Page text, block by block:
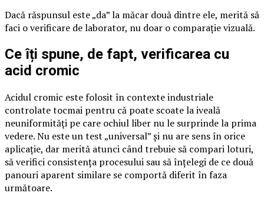
Dacă răspunsul este „da” la măcar două dintre ele, merită să
faci o verificare de laborator, nu doar o comparație vizuală.
Ce îți spune, de fapt, verificarea cu
acid cromic
Acidul cromic este folosit în contexte industriale
controlate tocmai pentru că poate scoate la iveală
neuniformități pe care ochiul liber nu le surprinde la prima
vedere. Nu este un test „universal” și nu are sens în orice
aplicație, dar merită atunci când trebuie să compari loturi,
să verifici consistența procesului sau să înțelegi de ce două
panouri aparent similare se comportă diferit în faza
următoare.